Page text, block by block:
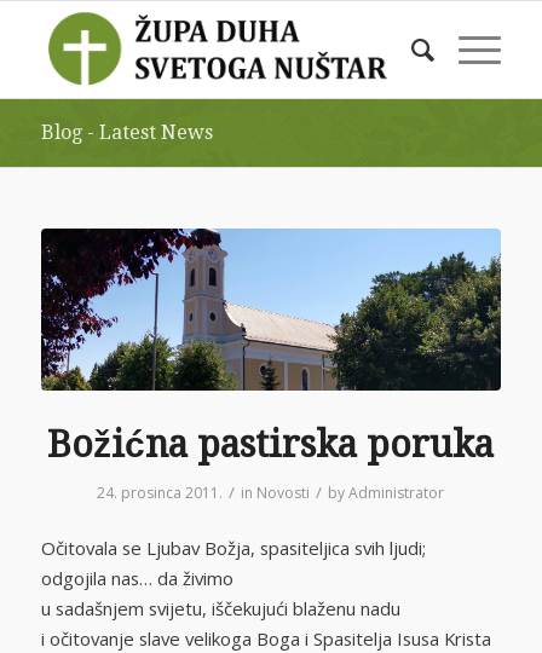
Blog - Latest News
Božićna pastirska poruka
24. prosinca 2011. / in Novosti / byAdministrator
Očitovala se Ljubav Božja, spasiteljica svih ljudi;
odgojila nas… da živimo
u sadašnjem svijetu, iščekujući blaženu nadu
i očitovanje slave velikoga Boga i Spasitelja Isusa Krista